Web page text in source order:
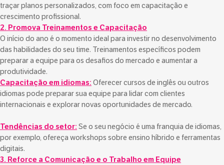
traçar planos personalizados, com foco em capacitação e
crescimento profissional.
2. Promova Treinamentos e Capacitação
O início do ano é o momento ideal para investir no desenvolvimento
das habilidades do seu time. Treinamentos específicos podem
preparar a equipe para os desafios do mercado e aumentar a
produtividade.
Capacitação em idiomas: Oferecer cursos de inglês ou outros
idiomas pode preparar sua equipe para lidar com clientes
internacionais e explorar novas oportunidades de mercado.
Tendências do setor: Se o seu negócio é uma franquia de idiomas,
por exemplo, ofereça workshops sobre ensino híbrido e ferramentas
digitais.
3. Reforce a Comunicação e o Trabalho em Equipe